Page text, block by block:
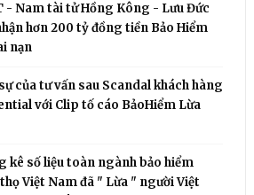
- Nam tài tử Hồng Kông - Lưu Đức
hơn 200 tỷ đồng tiền Bảo Hiểm
nạn
của tư vấn sau Scandal khách hàng
với Clip tố cáo BảoHiểm Lừa
kê số liệu toàn ngành bảo hiểm
Việt Nam đã " Lừa " người Việt